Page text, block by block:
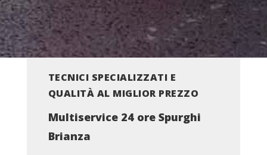
TECNICI SPECIALIZZATI E
QUALITÀ AL MIGLIOR PREZZO
Multiservice 24 ore Spurghi
Brianza